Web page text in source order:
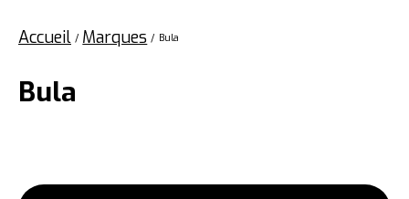
Accueil / Marques / Bula
Bula